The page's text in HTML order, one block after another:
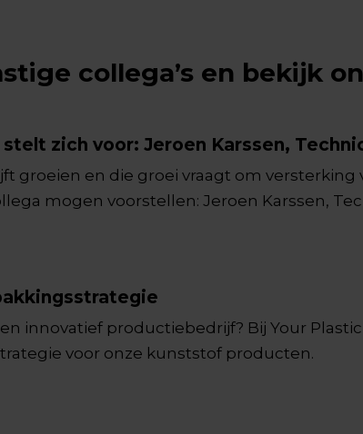
collega’s en bekijk
zich voor: Jeroen Karssen,
groeien en die groei vraagt om versterking
mogen voorstellen: Jeroen Karssen,
innovatief productiebedrijf? Bij Your
voor onze kunststof producten.